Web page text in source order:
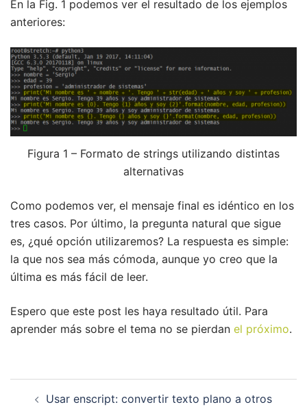
En la Fig. 1 podemos ver el resultado de los ejemplos
anteriores:
Figura 1 – Formato de strings utilizando distintas
alternativas
Como podemos ver, el mensaje final es idéntico en los
tres casos. Por último, la pregunta natural que sigue
es, ¿qué opción utilizaremos? La respuesta es simple:
la que nos sea más cómoda, aunque yo creo que la
última es más fácil de leer.
Espero que este post les haya resultado útil. Para
aprender más sobre el tema no se pierdan el próximo.
Usar enscript: convertir texto plano a otros